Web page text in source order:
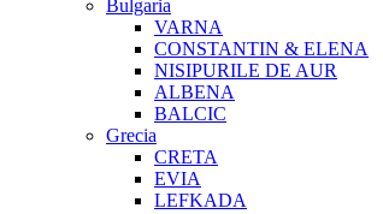
Bulgaria
VARNA
CONSTANTIN & ELENA
NISIPURILE DE AUR
ALBENA
BALCIC
Grecia
CRETA
EVIA
LEFKADA